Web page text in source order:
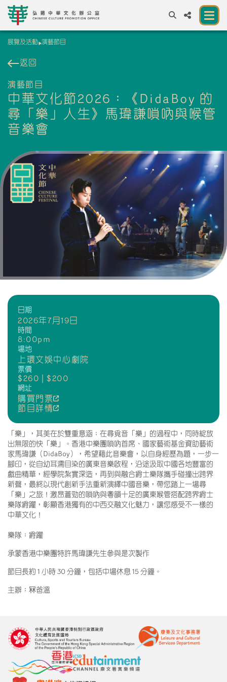
EN繁簡
一所讓公眾體驗中華文化的新場館
中華文化節 2026
資源
合作夥伴
聯絡我們
展覽及活動 演藝節目
返回
演藝節目
中華文化節2026：《DidaBoy 的
尋「樂」人生》馬瑋謙嗩吶與喉管
音樂會
日期
2026年7月19日
時間
8:00pm
場地
上環文娛中心劇院
票價
$260 | $200
網址
購買門票
節目詳情
「樂」，其美在於雙重意涵；在尋覓音「樂」的過程中，同時綻放
出無限的快「樂」。香港中樂團嗩吶首席、國家藝術基金資助藝術
家馬瑋謙（DidaBoy），希望藉此音樂會，以自身經歷為題，一步一
腳印，從自幼耳濡目染的廣東音樂啟程，沿途汲取中國各地豐富的
戲曲精華，經學院紮實深造，再到與融合爵士樂隊攜手碰撞出跨界
新聲，最終以現代創新手法重新演繹中國音樂，帶您踏上一場尋
「樂」之旅！激昂蒼勁的嗩吶與粵韻十足的廣東喉管搭配跨界爵士
樂隊爵躍，彰顯香港獨有的中西交融文化魅力，讓您感受不一樣的
中華文化！
樂隊：爵躍
承蒙香港中樂團特許馬瑋謙先生參與是次製作
節目長約 1 小時 30 分鐘，包括中場休息 15 分鐘。
主辦：冧爸溫